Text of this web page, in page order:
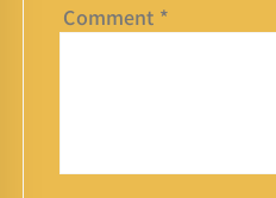
Comment *